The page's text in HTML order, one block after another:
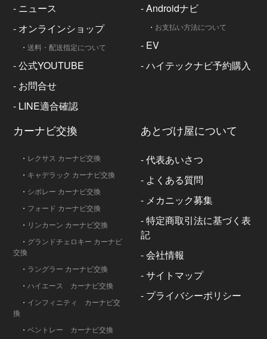
- ニュース
- オンラインショップ
・送料・配送指定について
-公式YOUTUBE
- お問合せ
- LINE適合確認
-Androidナビ
・ お支払い方法について
- EV
-ハイテックナビ予約購入
カーナビ交換
・ レクサス カーナビ交換
・ キャデラック カーナビ交換
・ シボレー カーナビ交換
・ フォード カーナビ交換
・ リンカーン カーナビ交換
・ グランドチェロキー カーナビ
交換
・ ラングラー カーナビ交換
・ ハイエース カーナビ交換
・ インフィニティ カーナビ交
換
・ベントレー カーナビ交換
あとづけ屋について
-代表あいさつ
- よくある質問
- メカニック募集
-特定商取引法に基づく表
記
-会社情報
-サイトマップ
- プライバシーポリシー